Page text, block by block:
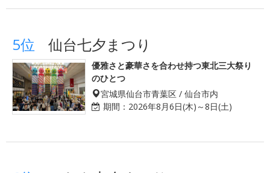
5位 仙台七夕まつり
優雅さと豪華さを合わせ持つ東北三大祭り
のひとつ
宮城県仙台市青葉区 / 仙台市内
期間： 2026年8月6日(木)～8日(土)